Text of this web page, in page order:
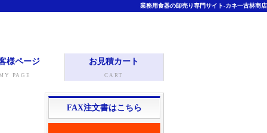
業務用食器の卸売り専門サイト-カネ一古林商店
様ページ
PAGE
お見積カート
CART
FAX注文書はこちら